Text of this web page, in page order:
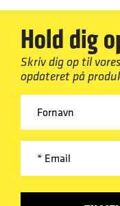
Hold dig
Skriv dig op til vores
opdateret på